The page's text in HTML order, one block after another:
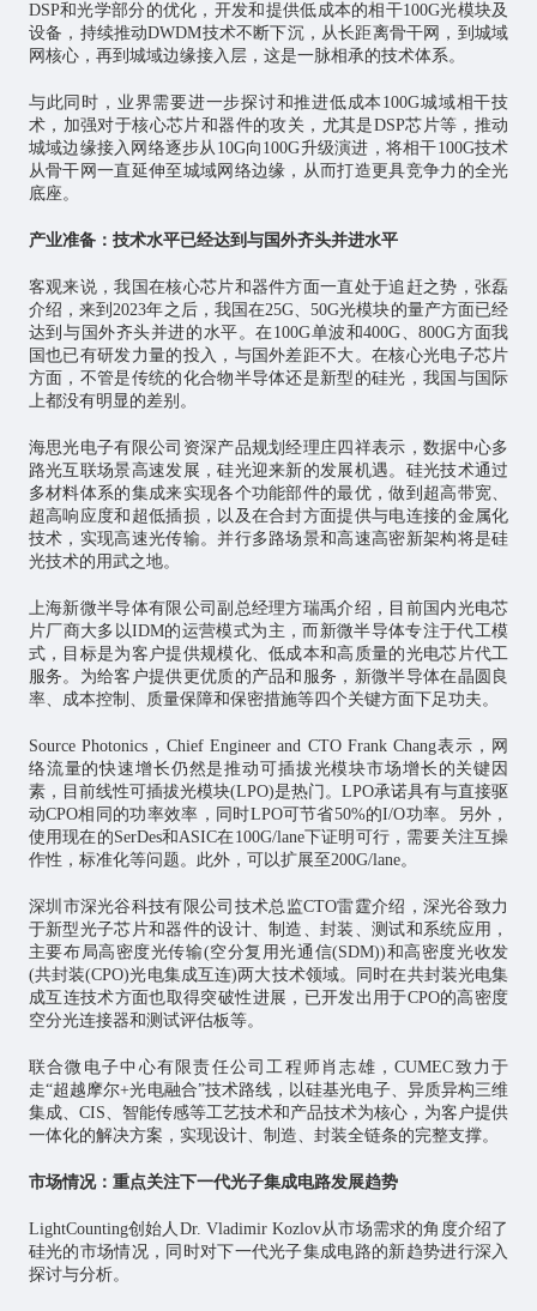
DSP和光学部分的优化，开发和提供低成本的相干100G光模块及
设备，持续推动DWDM技术不断下沉，从长距离骨干网，到城域
网核心，再到城域边缘接入层，这是一脉相承的技术体系。
与此同时，业界需要进一步探讨和推进低成本100G城域相干技
术，加强对于核心芯片和器件的攻关，尤其是DSP芯片等，推动
城域边缘接入网络逐步从10G向100G升级演进，将相干100G技术
从骨干网一直延伸至城域网络边缘，从而打造更具竞争力的全光
底座。
产业准备：技术水平已经达到与国外齐头并进水平
客观来说，我国在核心芯片和器件方面一直处于追赶之势，张磊
介绍，来到2023年之后，我国在25G、50G光模块的量产方面已经
达到与国外齐头并进的水平。在100G单波和400G、800G方面我
国也已有研发力量的投入，与国外差距不大。在核心光电子芯片
方面，不管是传统的化合物半导体还是新型的硅光，我国与国际
上都没有明显的差别。
海思光电子有限公司资深产品规划经理庄四祥表示，数据中心多
路光互联场景高速发展，硅光迎来新的发展机遇。硅光技术通过
多材料体系的集成来实现各个功能部件的最优，做到超高带宽、
超高响应度和超低插损，以及在合封方面提供与电连接的金属化
技术，实现高速光传输。并行多路场景和高速高密新架构将是硅
光技术的用武之地。
上海新微半导体有限公司副总经理方瑞禹介绍，目前国内光电芯
片厂商大多以IDM的运营模式为主，而新微半导体专注于代工模
式，目标是为客户提供规模化、低成本和高质量的光电芯片代工
服务。为给客户提供更优质的产品和服务，新微半导体在晶圆良
率、成本控制、质量保障和保密措施等四个关键方面下足功夫。
Source Photonics，Chief Engineer and CTO Frank Chang表示，网
络流量的快速增长仍然是推动可插拔光模块市场增长的关键因
素，目前线性可插拔光模块(LPO)是热门。LPO承诺具有与直接驱
动CPO相同的功率效率，同时LPO可节省50%的I/O功率。另外，
使用现在的SerDes和ASIC在100G/lane下证明可行，需要关注互操
作性，标准化等问题。此外，可以扩展至200G/lane。
深圳市深光谷科技有限公司技术总监CTO雷霆介绍，深光谷致力
于新型光子芯片和器件的设计、制造、封装、测试和系统应用，
主要布局高密度光传输(空分复用光通信(SDM))和高密度光收发
(共封装(CPO)光电集成互连)两大技术领域。同时在共封装光电集
成互连技术方面也取得突破性进展，已开发出用于CPO的高密度
空分光连接器和测试评估板等。
联合微电子中心有限责任公司工程师肖志雄，CUMEC致力于
走“超越摩尔+光电融合”技术路线，以硅基光电子、异质异构三维
集成、CIS、智能传感等工艺技术和产品技术为核心，为客户提供
一体化的解决方案，实现设计、制造、封装全链条的完整支撑。
市场情况：重点关注下一代光子集成电路发展趋势
LightCounting创始人Dr. Vladimir Kozlov从市场需求的角度介绍了
硅光的市场情况，同时对下一代光子集成电路的新趋势进行深入
探讨与分析。